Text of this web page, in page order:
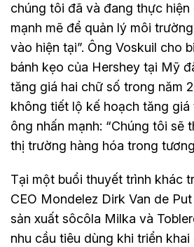
chúng tôi đã và đang thực hiện
mạnh mẽ để quản lý môi
vào hiện tại”. Ông Voskuil cho
bánh kẹo của Hershey tại Mỹ
tăng giá hai chữ số trong năm
không tiết lộ kế hoạch tăng
ông nhấn mạnh: “Chúng tôi sẽ
thị trường hàng hóa trong tương
Tại một buổi thuyết trình khác
CEO Mondelez Dirk Van de
sản xuất sôcôla Milka và
nhu cầu tiêu dùng khi triển